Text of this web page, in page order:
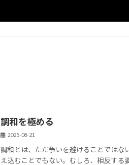
調和を極める
2025-08-21
調和とは、ただ争いを避けることではな
え込むことでもない。むしろ、相反する